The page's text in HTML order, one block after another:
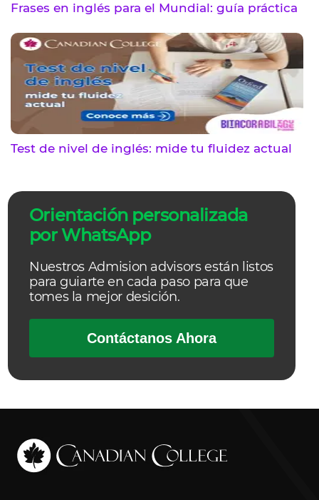
Frases en inglés para el Mundial: guía práctica
Test de nivel de inglés: mide tu fluidez actual
Orientación personalizada
por WhatsApp
Nuestros Admision advisors están listos
para guiarte en cada paso para que
tomes la mejor desición.
Contáctanos Ahora